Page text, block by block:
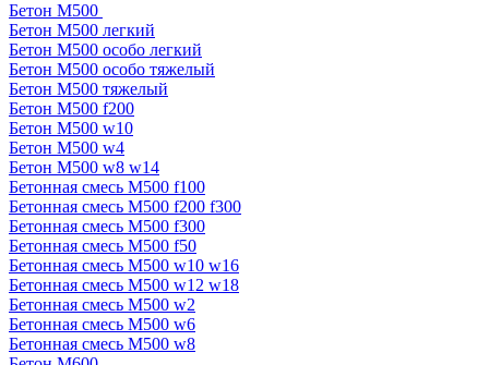
Бетон М500
Бетон М500 легкий
Бетон М500 особо легкий
Бетон М500 особо тяжелый
Бетон М500 тяжелый
Бетон М500 f200
Бетон М500 w10
Бетон М500 w4
Бетон М500 w8 w14
Бетонная смесь М500 f100
Бетонная смесь М500 f200 f300
Бетонная смесь М500 f300
Бетонная смесь М500 f50
Бетонная смесь М500 w10 w16
Бетонная смесь М500 w12 w18
Бетонная смесь М500 w2
Бетонная смесь М500 w6
Бетонная смесь М500 w8